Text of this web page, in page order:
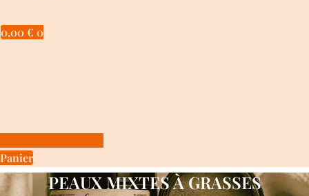
0,00€ 0
Panier
PEAUX MIXTES À GRASSES